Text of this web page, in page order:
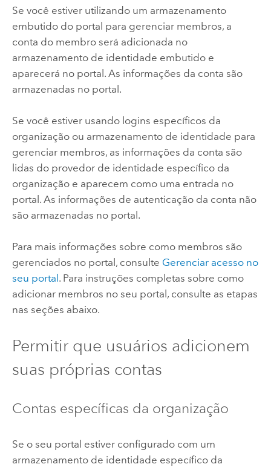
Se você estiver utilizando um armazenamento
embutido do portal para gerenciar membros, a
conta do membro será adicionada no
armazenamento de identidade embutido e
aparecerá no portal. As informações da conta são
armazenadas no portal.
Se você estiver usando logins específicos da
organização ou armazenamento de identidade para
gerenciar membros, as informações da conta são
lidas do provedor de identidade específico da
organização e aparecem como uma entrada no
portal. As informações de autenticação da conta não
são armazenadas no portal.
Para mais informações sobre como membros são
gerenciados no portal, consulte Gerenciar acesso no
seu portal . Para instruções completas sobre como
adicionar membros no seu portal, consulte as etapas
nas seções abaixo.
Permitir que usuários adicionem
suas próprias contas
Contas específicas da organização
Se o seu portal estiver configurado com um
armazenamento de identidade específico da